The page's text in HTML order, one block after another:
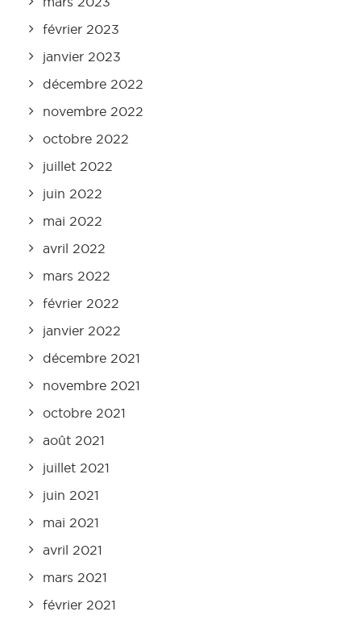
février 2023
janvier 2023
décembre 2022
novembre 2022
octobre 2022
juillet 2022
juin 2022
mai 2022
avril 2022
mars 2022
février 2022
janvier 2022
décembre 2021
novembre 2021
octobre 2021
août 2021
juillet 2021
juin 2021
mai 2021
avril 2021
mars 2021
février 2021